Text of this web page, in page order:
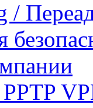
/